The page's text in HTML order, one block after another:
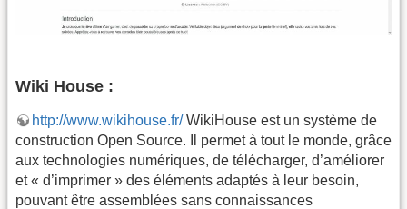
Wiki House :
http://www.wikihouse.fr/WikiHouse est un système de
construction Open Source. Il permet à tout le monde, grâce
aux technologies numériques, de télécharger, d’améliorer
et « d’imprimer » des éléments adaptés à leur besoin,
pouvant être assemblées sans connaissances